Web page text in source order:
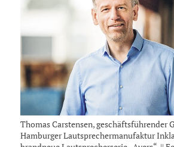
Thomas Carstensen, geschäftsführender
Hamburger Lautsprechermanufaktur